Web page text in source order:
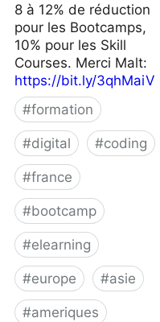
8 à 12% de réduction
pour les Bootcamps,
10% pour les Skill
Courses. Merci Malt:
https://bit.ly/3qhMaiV
#formation
#digital #coding
#france
#bootcamp
#elearning
#europe #asie
#ameriques